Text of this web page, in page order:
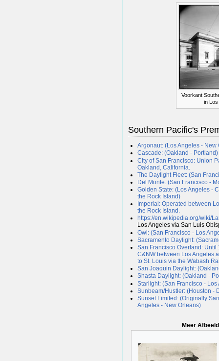
Voorkant
in Los
Southern Pacific's
Argonaut: (Los Angeles - New
Cascade: (Oakland - Portland)
City of San Francisco: Union
Oakland, California.
The Daylight Fleet: (San
Del Monte: (San Francisco -
Golden State: (Los Angeles -
the Rock Island)
Imperial: Operated between
the Rock Island.
https://en.wikipedia.org/wiki/
Los Angeles via San Luis
Owl: (San Francisco - Los
Sacramento Daylight:
San Francisco Overland:
C&NW between Los Angeles
to St. Louis via the Wabash
San Joaquin Daylight:
Shasta Daylight: (Oakland -
Starlight: (San Francisco - Los
Sunbeam/Hustler: (Houston -
Sunset Limited: (Originally
Angeles - New Orleans)
Meer